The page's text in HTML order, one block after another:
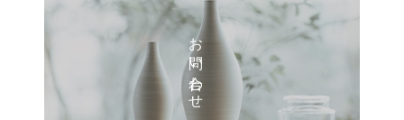
お問い合わせ